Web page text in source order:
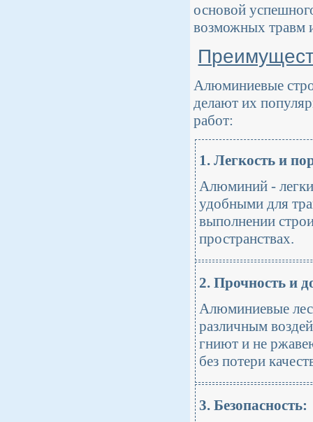
основой
возможных травм
Алюминиевые
делают их
работ:
1. Легкость и
Алюминий -
удобными для
выполнении
пространствах.
2. Прочность и
Алюминиевые
различным
гниют и не
без потери
3. Безопасность: